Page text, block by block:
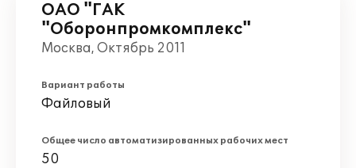
ОАО "ГАК
"Оборонпромкомплекс"
Москва, Октябрь 2011
Вариант работы
Файловый
Общее число автоматизированных рабочих мест
50